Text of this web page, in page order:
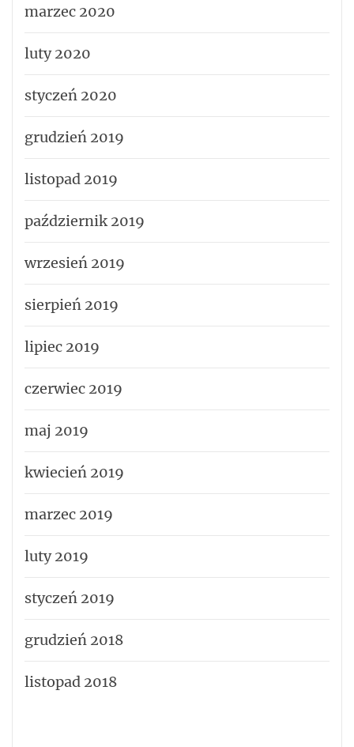
marzec 2020
luty 2020
styczeń 2020
grudzień 2019
listopad 2019
październik 2019
wrzesień 2019
sierpień 2019
lipiec 2019
czerwiec 2019
maj 2019
kwiecień 2019
marzec 2019
luty 2019
styczeń 2019
grudzień 2018
listopad 2018